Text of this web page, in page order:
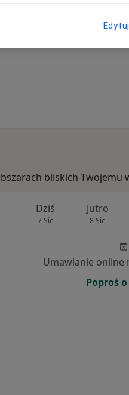
bliskich Twojemu
Dziś
7 Sie
Jutro
8 Sie
Umawianie online
Poproś